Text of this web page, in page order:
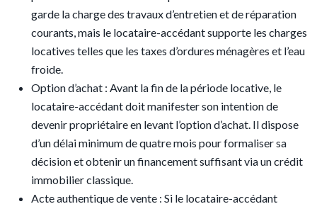
garde la charge des travaux d’entretien et de réparation
courants, mais le locataire-accédant supporte les charges
locatives telles que les taxes d’ordures ménagères et l’eau
froide.
Option d’achat : Avant la fin de la période locative, le
locataire-accédant doit manifester son intention de
devenir propriétaire en levant l’option d’achat. Il dispose
d’un délai minimum de quatre mois pour formaliser sa
décision et obtenir un financement suffisant via un crédit
immobilier classique.
Acte authentique de vente : Si le locataire-accédant